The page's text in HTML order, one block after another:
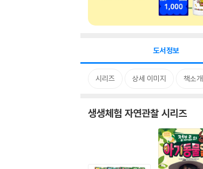
도서정보
시리즈 상세 이미지 책소개
생생체험 자연관찰 시리즈